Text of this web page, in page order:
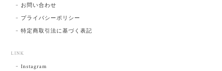
お問い合わせ
プライバシーポリシー
特定商取引法に基づく表記
LINK
Instagram